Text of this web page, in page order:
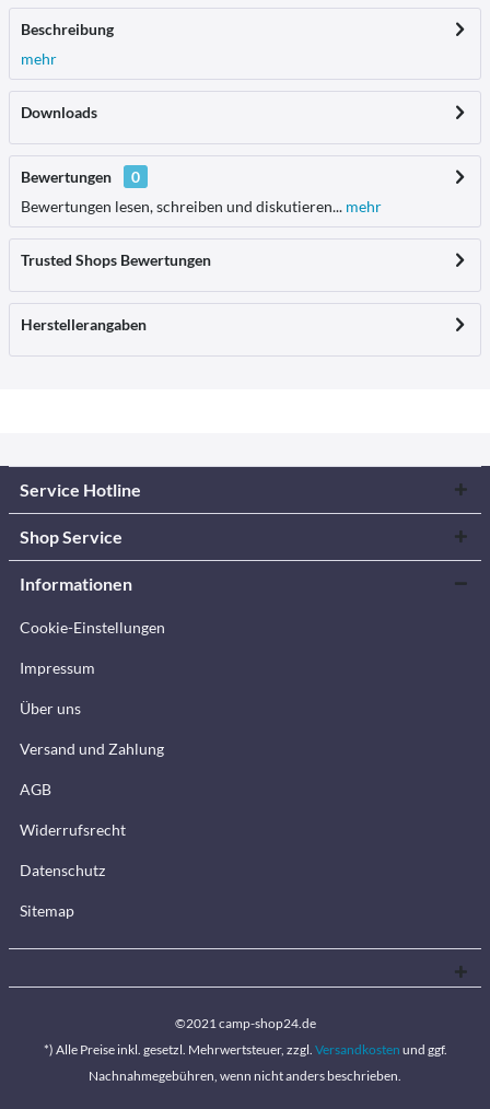
Beschreibung
mehr
Downloads
Bewertungen
0
Bewertungen lesen, schreiben und diskutieren... mehr
Trusted Shops Bewertungen
Herstellerangaben
Service Hotline
Shop Service
Informationen
Cookie-Einstellungen
Impressum
Über uns
Versand und Zahlung
AGB
Widerrufsrecht
Datenschutz
Sitemap
©2021 camp-shop24.de
*) Alle Preise inkl. gesetzl. Mehrwertsteuer, zzgl. Versandkosten und ggf.
Nachnahmegebühren, wenn nicht anders beschrieben.